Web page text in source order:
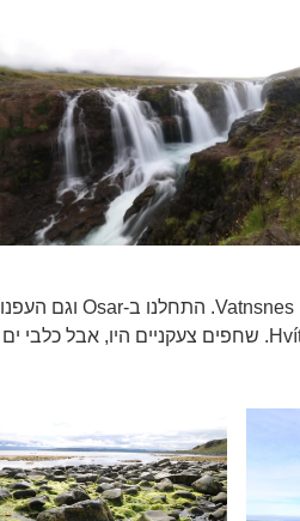
לאחר מכן יצאנו במסע לחיפוש כלבי הים מסביב לחצי האי Vatnsnes. התחלנו ב-Osar וגם העפנו
מבט, טוב נו, צילמנו כמה עשרות תמונות של הסלע Hvítserkur. שחפים צעקניים היו, אבל כלבי ים